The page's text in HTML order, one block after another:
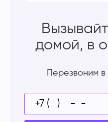
домой, в
Перезвоним в